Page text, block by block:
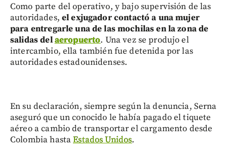
Como parte del operativo, y bajo supervisión de las
autoridades, el exjugador contactó a una mujer
para entregarle una de las mochilas en la zona de
salidas delaeropuerto. Una vez se produjo el
intercambio, ella también fue detenida por las
autoridades estadounidenses.
En su declaración, siempre según la denuncia, Serna
aseguró que un conocido le había pagado el tiquete
aéreo a cambio de transportar el cargamento desde
Colombia hastaEstados Unidos.